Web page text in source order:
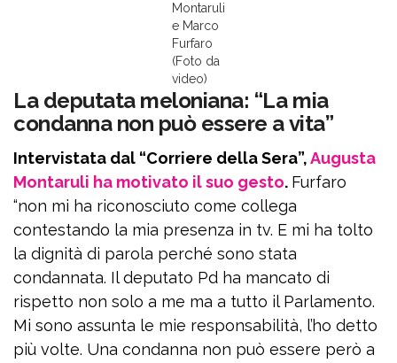
Montaruli
e Marco
Furfaro
(Foto da
video)
La deputata meloniana: “La mia
condanna non può essere a vita”
Intervistata dal “Corriere della Sera”,Augusta
Montaruli ha motivato il suo gesto. Furfaro
“non mi ha riconosciuto come collega
contestando la mia presenza in tv. E mi ha tolto
la dignità di parola perché sono stata
condannata. Il deputato Pd ha mancato di
rispetto non solo a me ma a tutto il Parlamento.
Mi sono assunta le mie responsabilità, l’ho detto
più volte. Una condanna non può essere però a